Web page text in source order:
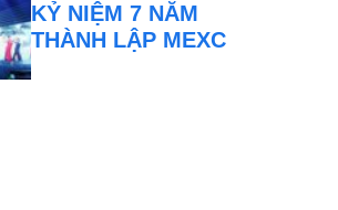
KỶ NIỆM 7 NĂM
THÀNH LẬP MEXC